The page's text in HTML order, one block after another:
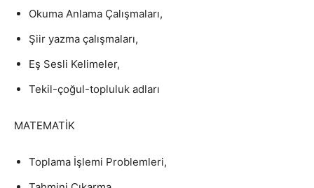
Okuma Anlama Çalışmaları,
Şiir yazma çalışmaları,
Eş Sesli Kelimeler,
Tekil-çoğul-topluluk adları
MATEMATİK
Toplama İşlemi Problemleri,